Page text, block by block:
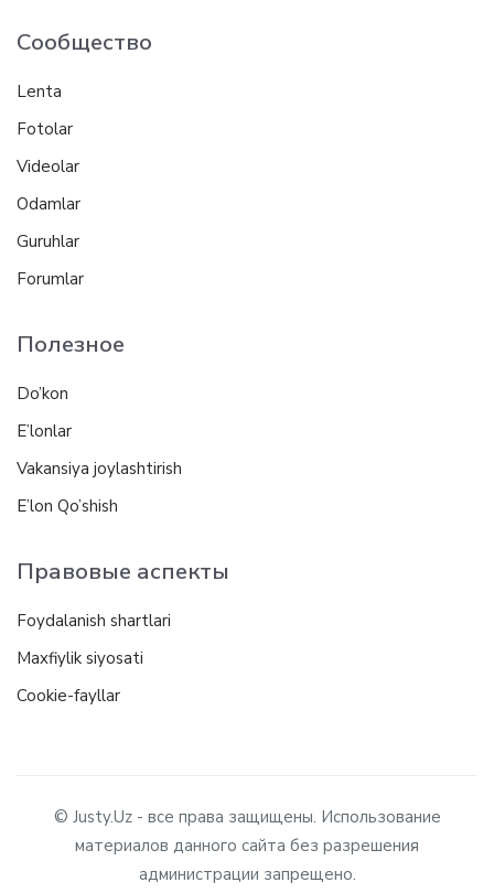
Сообщество
Lenta
Fotolar
Videolar
Odamlar
Guruhlar
Forumlar
Полезное
Do’kon
E’lonlar
Vakansiya joylashtirish
E’lon Qo’shish
Правовые аспекты
Foydalanish shartlari
Maxfiylik siyosati
Cookie-fayllar
© Justy.Uz - все права защищены. Использование
материалов данного сайта без разрешения
администрации запрещено.